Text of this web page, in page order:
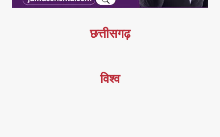
छत्तीसगढ़
विश्व